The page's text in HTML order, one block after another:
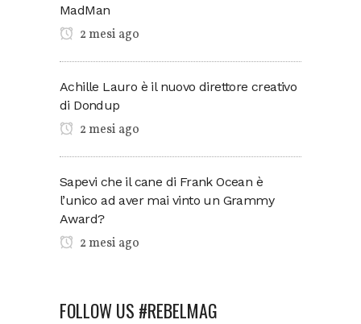
MadMan
2 mesi ago
Achille Lauro è il nuovo direttore creativo
di Dondup
2 mesi ago
Sapevi che il cane di Frank Ocean è
l’unico ad aver mai vinto un Grammy
Award?
2 mesi ago
FOLLOW US #REBELMAG